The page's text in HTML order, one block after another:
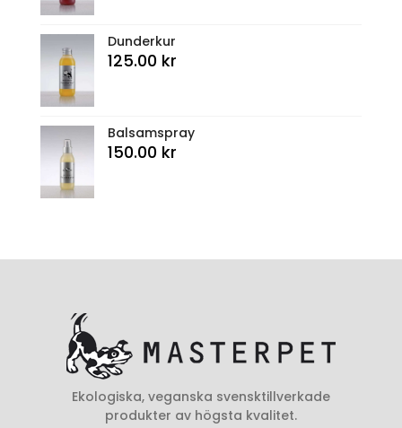
Dunderkur
125.00 kr
Balsamspray
150.00 kr
Ekologiska, veganska svensktillverkade
produkter av högsta kvalitet.